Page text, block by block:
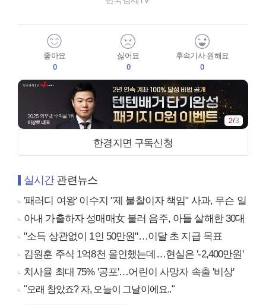
좋아요
0
싫어요
0
후속기사 원해요
0
2/3
한경지면 구독신청
실시간관련뉴스
'패러디 여왕' 이수지 "제 불찰이자 책임" 사과, 무슨 일
아내 가출하자 성매매女 불러 음주, 아들 살해한 30대
"소득 상관없이 1인 50만원"…이달 초 지급 목표
김원훈 주식 1억8천 올인했는데…현실은 '-2,400만원'
치사율 최대 75% '공포'…어린이 사망자 속출 '비상'
"오래 참았죠? 자, 오늘이 그날이에요.."